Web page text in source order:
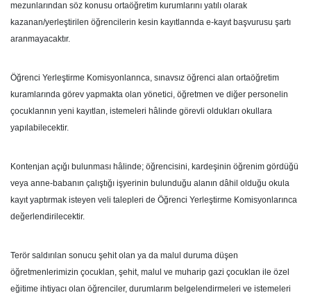
mezunlarından söz konusu ortaöğretim kurumlarını yatılı olarak
kazanan/yerleştirilen öğrencilerin kesin kayıtlannda e-kayıt başvurusu şartı
aranmayacaktır.
Öğrenci Yerleştirme Komisyonlannca, sınavsız öğrenci alan ortaöğretim
kuramlarında görev yapmakta olan yönetici, öğretmen ve diğer personelin
çocuklannın yeni kayıtlan, istemeleri hâlinde görevli oldukları okullara
yapılabilecektir.
Kontenjan açığı bulunması hâlinde; öğrencisini, kardeşinin öğrenim gördüğü
veya anne-babanın çalıştığı işyerinin bulunduğu alanın dâhil olduğu okula
kayıt yaptırmak isteyen veli talepleri de Öğrenci Yerleştirme Komisyonlarınca
değerlendirilecektir.
Terör saldırılan sonucu şehit olan ya da malul duruma düşen
öğretmenlerimizin çocuklan, şehit, malul ve muharip gazi çocuklan ile özel
eğitime ihtiyacı olan öğrenciler, durumlarım belgelendirmeleri ve istemeleri